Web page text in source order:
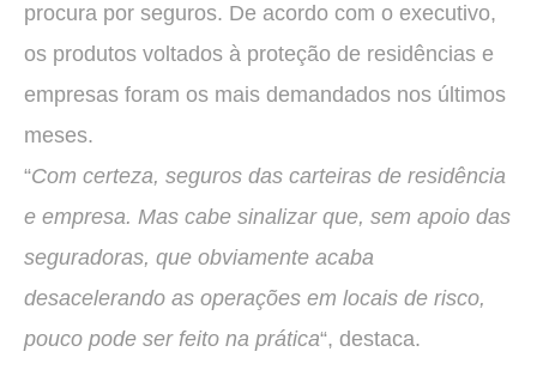
procura por seguros. De acordo com o executivo,
os produtos voltados à proteção de residências e
empresas foram os mais demandados nos últimos
meses.
“Com certeza, seguros das carteiras de residência
e empresa. Mas cabe sinalizar que, sem apoio das
seguradoras, que obviamente acaba
desacelerando as operações em locais de risco,
pouco pode ser feito na prática“, destaca.